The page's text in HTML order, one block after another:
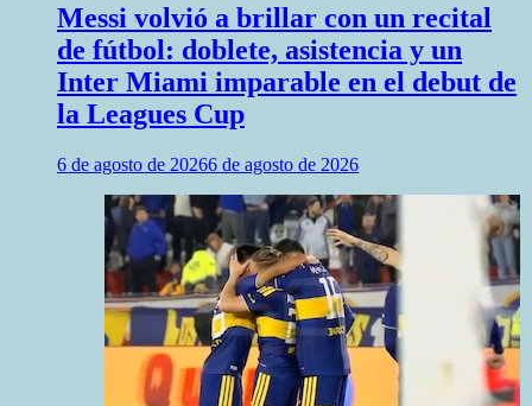
Messi volvió a brillar con un recital
de fútbol: doblete, asistencia y un
Inter Miami imparable en el debut de
la Leagues Cup
6 de agosto de 20266 de agosto de 2026